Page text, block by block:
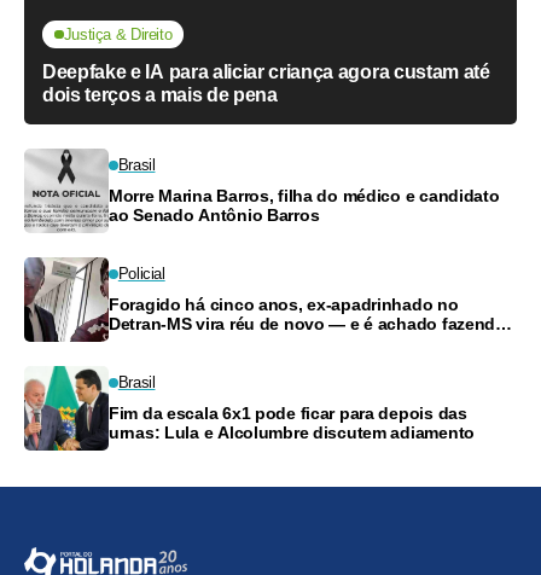
Justiça & Direito
Deepfake e IA para aliciar criança agora custam até
dois terços a mais de pena
Brasil
Morre Marina Barros, filha do médico e candidato
ao Senado Antônio Barros
Policial
Foragido há cinco anos, ex-apadrinhado no
Detran-MS vira réu de novo — e é achado fazendo
Brasil
Fim da escala 6x1 pode ficar para depois das
urnas: Lula e Alcolumbre discutem adiamento